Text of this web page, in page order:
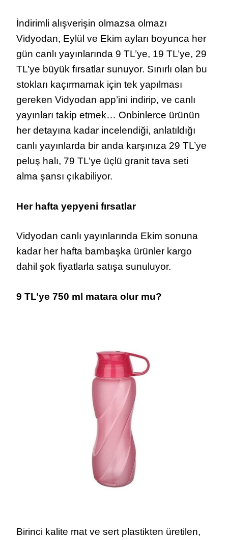
İndirimli alışverişin olmazsa olmazı
Vidyodan, Eylül ve Ekim ayları boyunca her
gün canlı yayınlarında 9 TL’ye, 19 TL’ye, 29
TL’ye büyük fırsatlar sunuyor. Sınırlı olan bu
stokları kaçırmamak için tek yapılması
gereken Vidyodan app’ini indirip, ve canlı
yayınları takip etmek… Onbinlerce ürünün
her detayına kadar incelendiği, anlatıldığı
canlı yayınlarda bir anda karşınıza 29 TL’ye
peluş halı, 79 TL’ye üçlü granit tava seti
alma şansı çıkabiliyor.
Her hafta yepyeni fırsatlar
Vidyodan canlı yayınlarında Ekim sonuna
kadar her hafta bambaşka ürünler kargo
dahil şok fiyatlarla satışa sunuluyor.
9 TL’ye 750 ml matara olur mu?
Birinci kalite mat ve sert plastikten üretilen,